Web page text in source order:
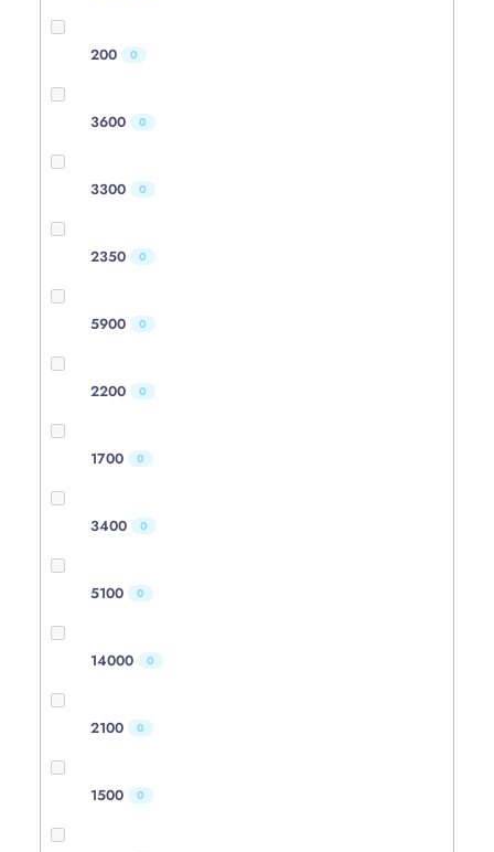
200 0
3600 0
3300 0
2350 0
5900 0
2200 0
1700 0
3400 0
5100 0
14000 0
2100 0
1500 0